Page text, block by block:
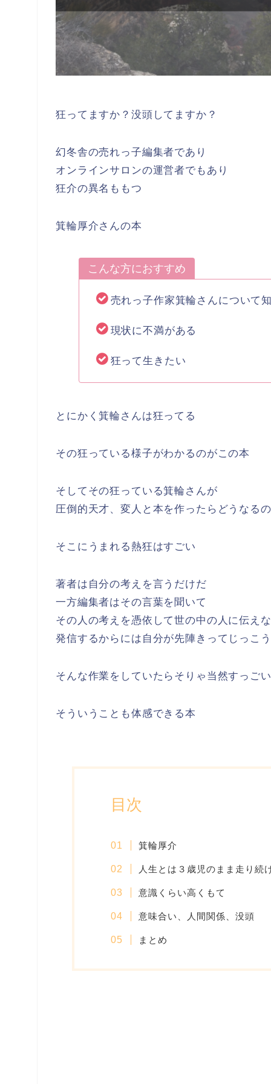
狂ってますか？没頭してますか？
幻冬舎の売れっ子編集者であり
オンラインサロンの運営者でもあり
狂介の異名ももつ
箕輪厚介さんの本
こんな方におすすめ
売れっ子作家箕輪さんについて
現状に不満がある
狂って生きたい
とにかく箕輪さんは狂ってる
その狂っている様子がわかるのがこの本
そしてその狂っている箕輪さんが
圧倒的天才、変人と本を作ったらどうなる
そこにうまれる熱狂はすごい
著者は自分の考えを言うだけだ
一方編集者はその言葉を聞いて
その人の考えを憑依して世の中の人に伝え
発信するからには自分が先陣きってじっこ
そんな作業をしていたらそりゃ当然すっご
そういうことも体感できる本
目次
箕輪厚介
人生とは３歳児のまま走り続
意識くらい高くもて
意味合い、人間関係、没頭
まとめ